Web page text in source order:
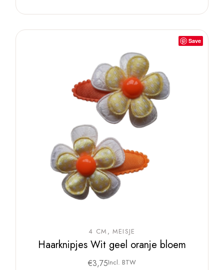
Save
4 CM MEISJE
Haarknipjes Wit geel oranje bloem
€3,75Incl. BTW